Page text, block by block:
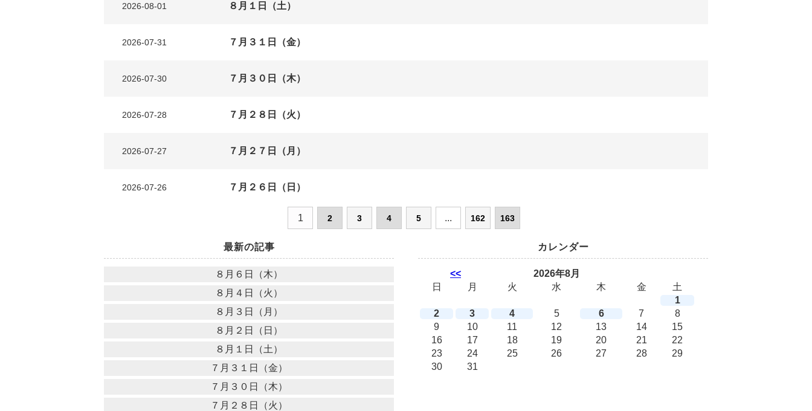
2026-08-01 ８月１日（土）
2026-07-31 ７月３１日（金）
2026-07-30 ７月３０日（木）
2026-07-28 ７月２８日（火）
2026-07-27 ７月２７日（月）
2026-07-26 ７月２６日（日）
1 2 3 4 5 ... 162 163
最新の記事
８月６日（木）
８月４日（火）
８月３日（月）
８月２日（日）
８月１日（土）
７月３１日（金）
７月３０日（木）
７月２８日（火）
カレンダー
<<
2026年8月
日
月 火 水 木 金
土
1
2
3 4 5 6 7
8
9
10 11 12 13 14
15
16
17 18 19 20 21
22
23
24 25 26 27 28
29
30
31